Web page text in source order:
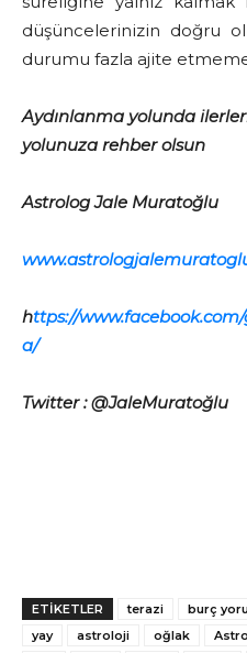
düşüncelerinizin doğru
durumu fazla ajite
Aydınlanma yolunda
yolunuza rehber olsun
Astrolog Jale Muratoğlu
https://
a/
Twitter : @JaleMuratoğlu
ETİKETLER terazi burç
yay
astroloji oğlak